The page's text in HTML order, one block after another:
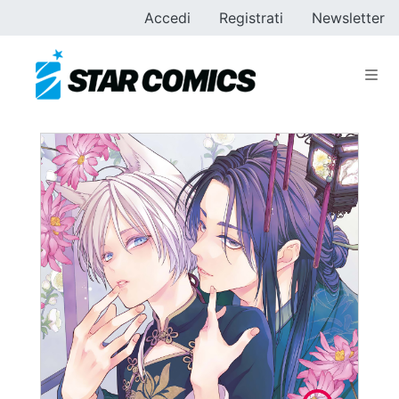
Accedi Registrati Newsletter